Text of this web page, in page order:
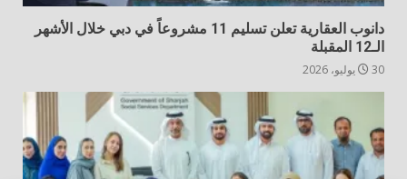
دانوب العقارية تعلن تسليم 11 مشروعاً في دبي خلال الأشهر
الـ12 المقبلة
30 يوليو، 2026